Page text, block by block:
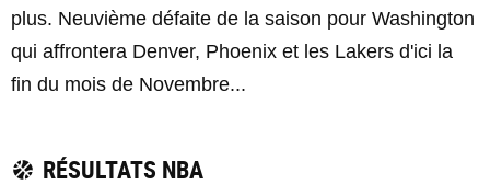
plus. Neuvième défaite de la saison pour Washington
qui affrontera Denver, Phoenix et les Lakers d'ici la
fin du mois de Novembre...
RÉSULTATS NBA